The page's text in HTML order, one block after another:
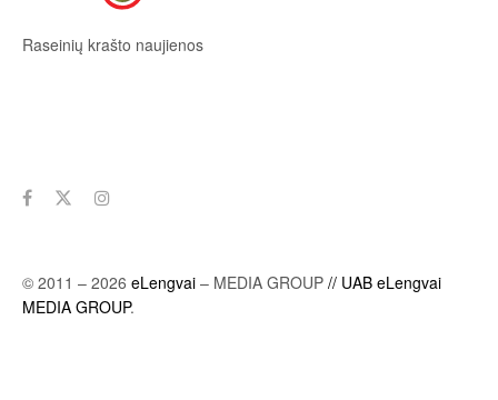
Raseinių krašto naujienos
© 2011 – 2026 eLengvai – MEDIA GROUP // UAB eLengvai
MEDIA GROUP.